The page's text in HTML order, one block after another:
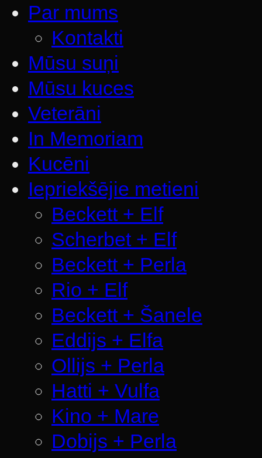
Par mums
Kontakti
Mūsu suņi
Mūsu kuces
Veterāni
In Memoriam
Kucēni
Iepriekšējie metieni
Beckett + Elf
Scherbet + Elf
Beckett + Perla
Rio + Elf
Beckett + Šanele
Eddijs + Elfa
Ollijs + Perla
Hatti + Vulfa
Kino + Mare
Dobijs + Perla